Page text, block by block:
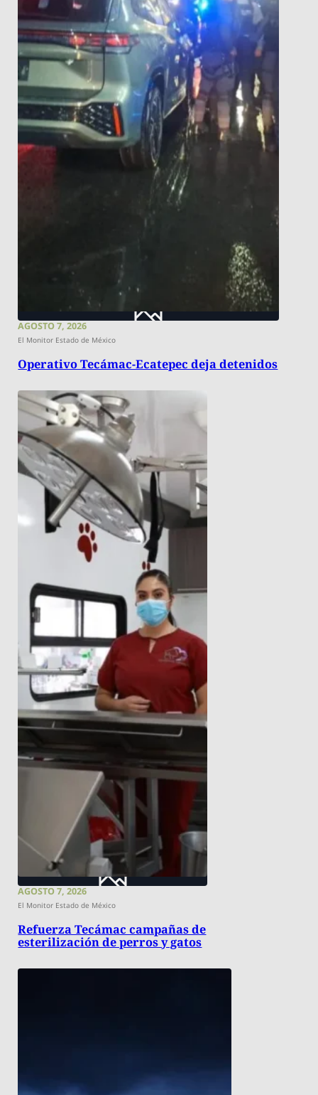
AGOSTO 7, 2026
El Monitor Estado de México
Operativo Tecámac-Ecatepec deja detenidos
AGOSTO 7, 2026
El Monitor Estado de México
Refuerza Tecámac campañas de
esterilización de perros y gatos